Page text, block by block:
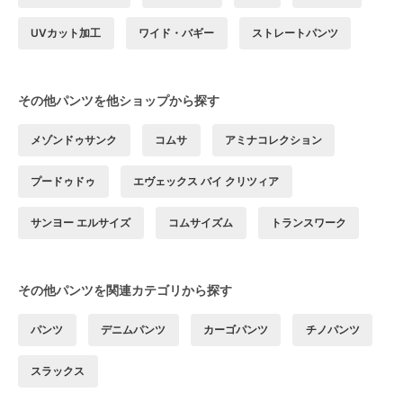
UVカット加工 ワイド・バギー ストレートパンツ
その他パンツを他ショップから探す
メゾンドゥサンク コムサ アミナコレクション
プードゥドゥ エヴェックス バイ クリツィア
サンヨー エルサイズ コムサイズム トランスワーク
その他パンツを関連カテゴリから探す
パンツ デニムパンツ カーゴパンツ チノパンツ
スラックス